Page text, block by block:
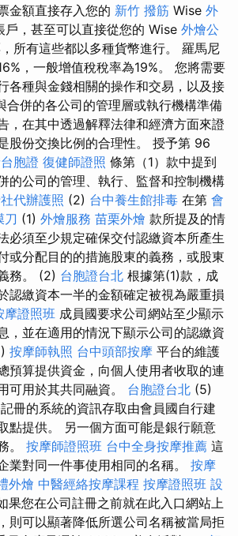
金額直接存入您的 新竹 撥筋 Wise 外
戶，甚至可以直接從您的 Wise 外燴公
所有這些都以多種貨幣進行。 羅馬尼
，一般增值稅稅率為19%。 您將需要
各種與金錢相關的操作和交易，以及接
合併的各公司的管理層或執行機構準備
，在其中透過解釋法律和經濟方面來證
股份交換比例的合理性。 授予第 96
胞證 復健師證照 條第（1）款中提到
的公司的管理、執行、監督和控制機構
代辦護照 (2) 台中養生館排毒 在第 會
刀 (1) 外燴服務 苗栗外燴 款所提及的情
必須至少規定確保交付認繳資本所產生
或分配目的的措施股東的義務，或股東
務。 (2) 台胞證台北 根據第(1)款，成
認繳資本一半的金額確定被視為嚴重損
摩證照班 成員國要求公司網站至少顯示
，並在適用的情況下顯示公司的認繳資
按摩師執照 台中頭部按摩 平台的維護
預算提供資金，向個人使用者收取的連
可用於其共同融資。 台胞證台北 (5)
冊的系統的資訊存取由會員國自行建
點提供。 另一個方面可能是銀行願意
。 按摩師證照班 台中全身按摩推薦 這
業對同一件事使用相同的名稱。 按摩
外燴 中醫經絡按摩課程 按摩證照班 設
果您在公司註冊之前就在此入口網站上
則可以顯著降低所選公司名稱被當局拒